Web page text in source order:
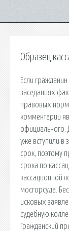
Образец
Если
заседаниях
правовых
комментарии
официального.
уже вступили в
срок, поэтому
срока по
кассационной
мосгорсуда.
исковых
судебную
Гражданский